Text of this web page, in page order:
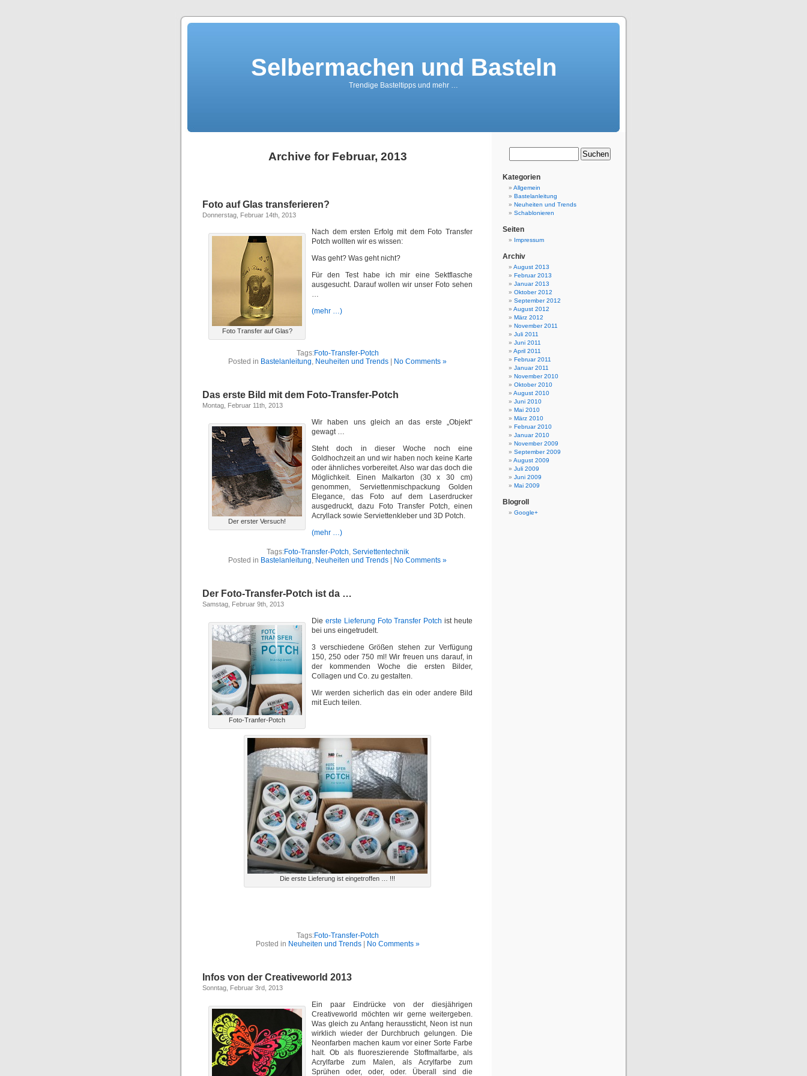
Selbermachen und Basteln
Trendige Basteltipps und mehr …
Archive for Februar, 2013
Foto auf Glas transferieren?
Donnerstag, Februar 14th, 2013
Foto Transfer auf Glas?
Nach dem ersten Erfolg mit dem Foto Transfer
Potch wollten wir es wissen:
Was geht? Was geht nicht?
Für den Test habe ich mir eine Sektflasche
ausgesucht. Darauf wollen wir unser Foto sehen
…
(mehr …)
Tags:Foto-Transfer-Potch
Posted in Bastelanleitung, Neuheiten und Trends No Comments »
Das erste Bild mit dem Foto-Transfer-Potch
Montag, Februar 11th, 2013
Der erster Versuch!
Wir haben uns gleich an das erste „Objekt“
gewagt …
Steht doch in dieser Woche noch eine
Goldhochzeit an und wir haben noch keine Karte
oder ähnliches vorbereitet. Also war das doch die
Möglichkeit. Einen Malkarton (30 x 30 cm)
genommen, Serviettenmischpackung Golden
Elegance, das Foto auf dem Laserdrucker
ausgedruckt, dazu Foto Transfer Potch, einen
Acryllack sowie Serviettenkleber und 3D Potch.
(mehr …)
Tags:Foto-Transfer-Potch, Serviettentechnik
Posted in Bastelanleitung, Neuheiten und Trends No Comments »
Der Foto-Transfer-Potch ist da …
Samstag, Februar 9th, 2013
Foto-Tranfer-Potch
Die erste Lieferung Foto Transfer Potch ist heute
bei uns eingetrudelt.
3 verschiedene Größen stehen zur Verfügung
150, 250 oder 750 ml! Wir freuen uns darauf, in
der kommenden Woche die ersten Bilder,
Collagen und Co. zu gestalten.
Wir werden sicherlich das ein oder andere Bild
mit Euch teilen.
Die erste Lieferung ist eingetroffen … !!!
Tags:Foto-Transfer-Potch
Posted in Neuheiten und Trends| No Comments »
Infos von der Creativeworld 2013
Sonntag, Februar 3rd, 2013
Ein paar Eindrücke von der diesjährigen
Creativeworld möchten wir gerne weitergeben.
Was gleich zu Anfang heraussticht, Neon ist nun
wirklich wieder der Durchbruch gelungen. Die
Neonfarben machen kaum vor einer Sorte Farbe
halt. Ob als fluoreszierende Stoffmalfarbe, als
Acrylfarbe zum Malen, als Acrylfarbe zum
Sprühen oder, oder, oder. Überall sind die
Kategorien
Allgemein
Bastelanleitung
Neuheiten und Trends
Schablonieren
Seiten
Impressum
Archiv
August 2013
Februar 2013
Januar 2013
Oktober 2012
September 2012
August 2012
März 2012
November 2011
Juli 2011
Juni 2011
April 2011
Februar 2011
Januar 2011
November 2010
Oktober 2010
August 2010
Juni 2010
Mai 2010
März 2010
Februar 2010
Januar 2010
November 2009
September 2009
August 2009
Juli 2009
Juni 2009
Mai 2009
Blogroll
Google+